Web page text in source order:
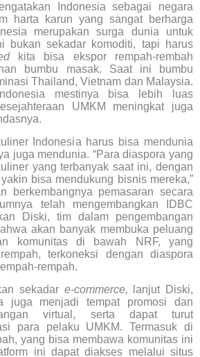
Indonesia sebagai negara
harta karun yang sangat berharga
merupakan surga dunia untuk
bukan sekadar komoditi, tapi harus
kita bisa ekspor rempah-rembah
bumbu masak. Saat ini bumbu
Thailand, Vietnam dan Malaysia.
mestinya bisa lebih luas
UMKM meningkat juga
Indonesia harus bisa mendunia
juga mendunia. “Para diaspora yang
yang terbanyak saat ini, dengan
bisa mendukung bisnis mereka,”
berkembangnya pemasaran secara
telah mengembangkan IDBC
Diski, tim dalam pengembangan
akan banyak membuka peluang
komunitas di bawah NRF, yang
terkoneksi dengan diaspora
rempah.
sekadar e-commerce, lanjut Diski,
juga menjadi tempat promosi dan
virtual, serta dapat turut
para pelaku UMKM. Termasuk di
yang bisa membawa komunitas ini
ini dapat diakses melalui situs